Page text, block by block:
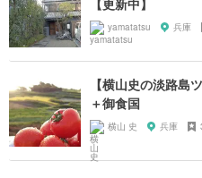
【更新中】
yamatatsu 兵庫
【横山史の淡路島
＋御食国
横山 史 兵庫